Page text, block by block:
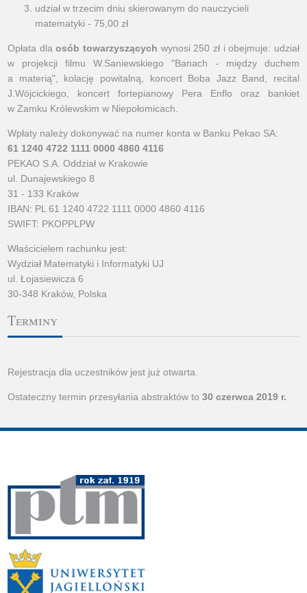
udział w trzecim dniu skierowanym do nauczycieli
matematyki - 75,00 zł
Opłata dlaosób towarzyszących wynosi 250 zł i obejmuje: udział
w projekcji filmu W.Saniewskiego "Banach - między duchem
a materią", kolację powitalną, koncert Boba Jazz Band, recital
J.Wójcickiego, koncert fortepianowy Pera Enflo oraz bankiet
w Zamku Królewskim w Niepołomicach.
Wpłaty należy dokonywać na numer konta w Banku Pekao SA:
61 1240 4722 1111 0000 4860 4116
PEKAO S.A. Oddział w Krakowie
ul. Dunajewskiego 8
31 - 133 Kraków
IBAN: PL 61 1240 4722 1111 0000 4860 4116
SWIFT: PKOPPLPW
Właścicielem rachunku jest:
Wydział Matematyki i Informatyki UJ
ul. Łojasiewicza 6
30-348 Kraków, Polska
Terminy
Rejestracja dla uczestników jest już otwarta.
Ostateczny termin przesyłania abstraktów to30 czerwca 2019 r.